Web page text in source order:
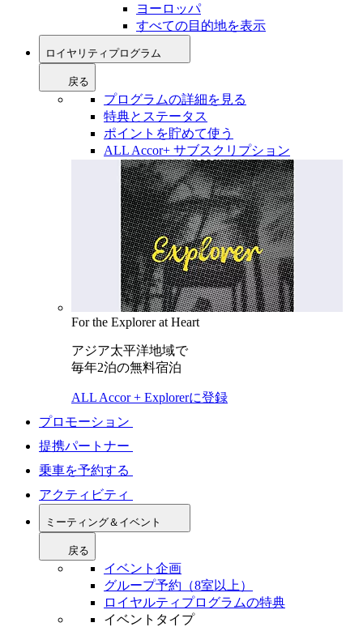
ヨーロッパ
すべての目的地を表示
ロイヤリティプログラム
戻る
プログラムの詳細を見る
特典とステータス
ポイントを貯めて使う
ALL Accor+ サブスクリプション
For the Explorer at Heart
アジア太平洋地域で
毎年2泊の無料宿泊
ALL Accor + Explorerに登録
プロモーション
提携パートナー
乗車を予約する
アクティビティ
ミーティング＆イベント
戻る
イベント企画
グループ予約（8室以上）
ロイヤルティプログラムの特典
イベントタイプ